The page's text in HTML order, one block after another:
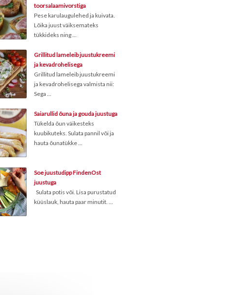
toorsalaamivorstiga
Pese karulaugulehed ja kuivata.
Lõika juust väiksemateks
tükkideks ning ...
Grillitud lameleib juustukreemi
ja kevadrohelisega
Grillitud lameleib juustukreemi
ja kevadrohelisega valmista nii:
Sega ...
Saiarullid õuna ja gouda juustuga
Tükelda õun väikesteks
kuubikuteks. Sulata pannil või ja
hauta õunatükke ...
Soe juustudipp FindenOst
juustuga
Sulata potis või. Lisa purustatud
küüslauk, hauta paar minutit. ...